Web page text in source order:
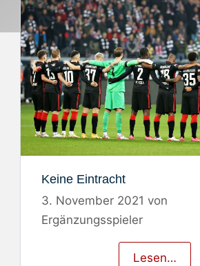
Keine Eintracht
3. November 2021 von
Ergänzungsspieler
Lesen…